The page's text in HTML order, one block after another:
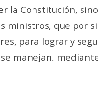
la Constitución,
ministros, que por
para lograr y
manejan,